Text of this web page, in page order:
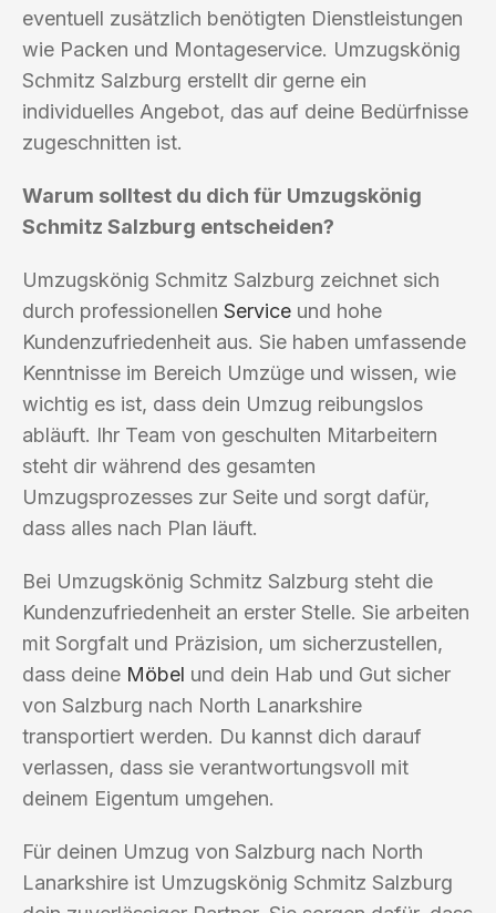
eventuell zusätzlich benötigten Dienstleistungen
wie Packen und Montageservice. Umzugskönig
Schmitz Salzburg erstellt dir gerne ein
individuelles Angebot, das auf deine Bedürfnisse
zugeschnitten ist.
Warum solltest du dich für Umzugskönig
Schmitz Salzburg entscheiden?
Umzugskönig Schmitz Salzburg zeichnet sich
durch professionellen Service und hohe
Kundenzufriedenheit aus. Sie haben umfassende
Kenntnisse im Bereich Umzüge und wissen, wie
wichtig es ist, dass dein Umzug reibungslos
abläuft. Ihr Team von geschulten Mitarbeitern
steht dir während des gesamten
Umzugsprozesses zur Seite und sorgt dafür,
dass alles nach Plan läuft.
Bei Umzugskönig Schmitz Salzburg steht die
Kundenzufriedenheit an erster Stelle. Sie arbeiten
mit Sorgfalt und Präzision, um sicherzustellen,
dass deine Möbel und dein Hab und Gut sicher
von Salzburg nach North Lanarkshire
transportiert werden. Du kannst dich darauf
verlassen, dass sie verantwortungsvoll mit
deinem Eigentum umgehen.
Für deinen Umzug von Salzburg nach North
Lanarkshire ist Umzugskönig Schmitz Salzburg